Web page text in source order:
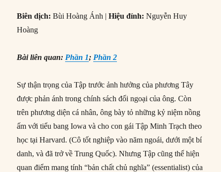
Biên dịch: Bùi Hoàng Ánh |Hiệu đính: Nguyễn Huy
Hoàng
Bài liên quan: Phần 1; Phần 2
Sự thận trọng của Tập trước ảnh hưởng của phương Tây
được phản ánh trong chính sách đối ngoại của ông. Còn
trên phương diện cá nhân, ông bày tỏ những kỷ niệm nồng
ấm với tiểu bang Iowa và cho con gái Tập Minh Trạch theo
học tại Harvard. (Cô tốt nghiệp vào năm ngoái, dưới một bí
danh, và đã trở về Trung Quốc). Nhưng Tập cũng thể hiện
quan điểm mang tính “bản chất chủ nghĩa” (essentialist) của